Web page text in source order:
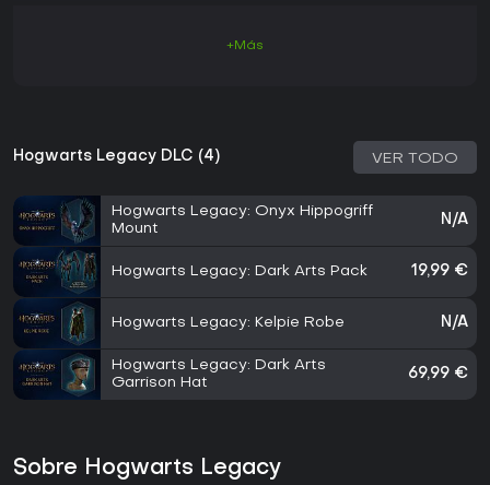
+Más
Hogwarts Legacy DLC (4) VER TODO
Hogwarts Legacy: Onyx Hippogriff
Mount
N/A
Hogwarts Legacy: Dark Arts Pack 19,99 €
Hogwarts Legacy: Kelpie Robe N/A
Hogwarts Legacy: Dark Arts
Garrison Hat
69,99 €
Sobre Hogwarts Legacy